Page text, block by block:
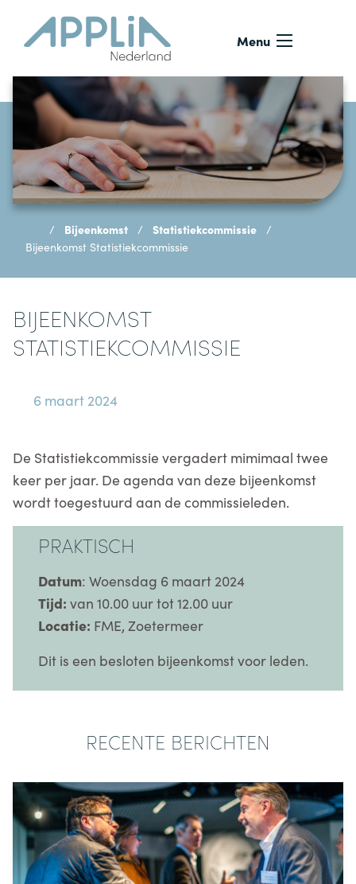
Ga naar de inhoud
Menu
Bijeenkomst
Statistiekcommissie
Bijeenkomst Statistiekcommissie
BIJEENKOMST
STATISTIEKCOMMISSIE
6 maart 2024
De Statistiekcommissie vergadert mimimaal twee
keer per jaar. De agenda van deze bijeenkomst
wordt toegestuurd aan de commissieleden.
PRAKTISCH
Datum: Woensdag 6 maart 2024
Tijd: van 10.00 uur tot 12.00 uur
Locatie: FME, Zoetermeer
Dit is een besloten bijeenkomst voor leden.
RECENTE BERICHTEN